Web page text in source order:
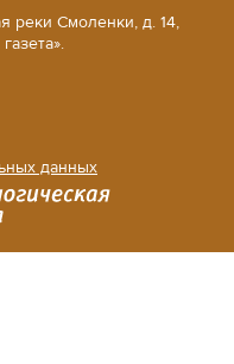
реки Смоленки, д. 14,
данных